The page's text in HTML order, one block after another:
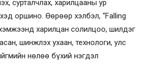
сурталчлах, харилцааны ур
оршино. Өөрөөр хэлбэл, “Falling
харилцан солилцоо, шилдэг
шинжлэх ухаан, технологи, улс
нөлөө бүхий нэгдэл